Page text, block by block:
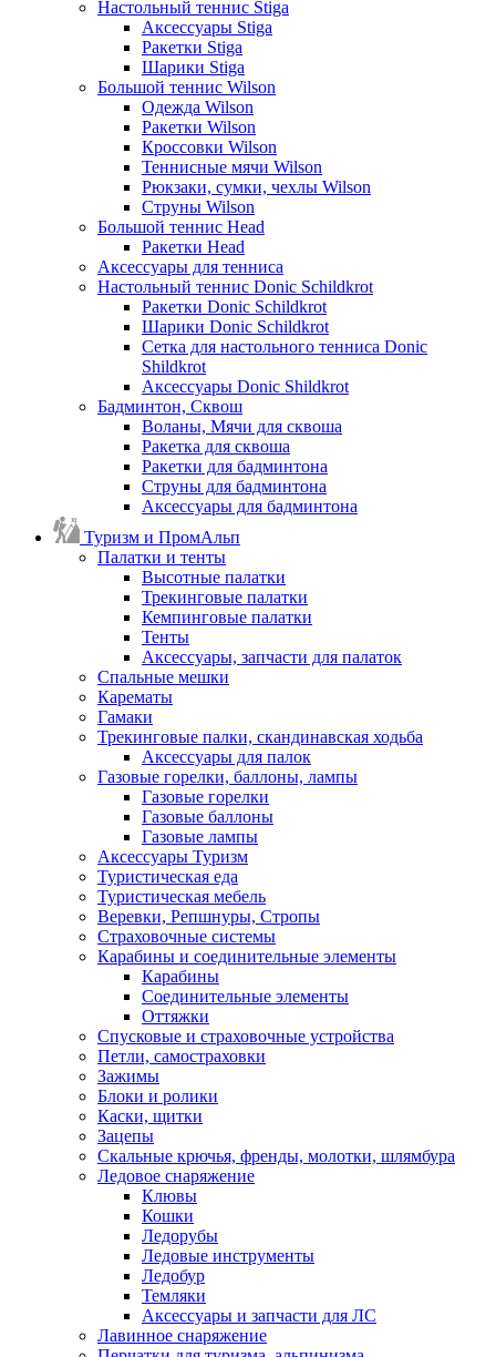
Настольный теннис Stiga
Аксессуары Stiga
Ракетки Stiga
Шарики Stiga
Большой теннис Wilson
Одежда Wilson
Ракетки Wilson
Кроссовки Wilson
Теннисные мячи Wilson
Рюкзаки, сумки, чехлы Wilson
Струны Wilson
Большой теннис Head
Ракетки Head
Аксессуары для тенниса
Настольный теннис Donic Schildkrot
Ракетки Donic Schildkrot
Шарики Donic Schildkrot
Сетка для настольного тенниса Donic
Shildkrot
Аксессуары Donic Shildkrot
Бадминтон, Сквош
Воланы, Мячи для сквоша
Ракетка для сквоша
Ракетки для бадминтона
Струны для бадминтона
Аксессуары для бадминтона
Туризм и ПромАльп
Палатки и тенты
Высотные палатки
Трекинговые палатки
Кемпинговые палатки
Тенты
Аксессуары, запчасти для палаток
Спальные мешки
Карематы
Гамаки
Трекинговые палки, скандинавская ходьба
Аксессуары для палок
Газовые горелки, баллоны, лампы
Газовые горелки
Газовые баллоны
Газовые лампы
Аксессуары Туризм
Туристическая еда
Туристическая мебель
Веревки, Репшнуры, Стропы
Страховочные системы
Карабины и соединительные элементы
Карабины
Соединительные элементы
Оттяжки
Спусковые и страховочные устройства
Петли, самостраховки
Зажимы
Блоки и ролики
Каски, щитки
Зацепы
Скальные крючья, френды, молотки, шлямбура
Ледовое снаряжение
Клювы
Кошки
Ледорубы
Ледовые инструменты
Ледобур
Темляки
Аксессуары и запчасти для ЛС
Лавинное снаряжение